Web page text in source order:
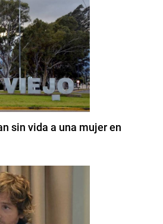
sin vida a una mujer en